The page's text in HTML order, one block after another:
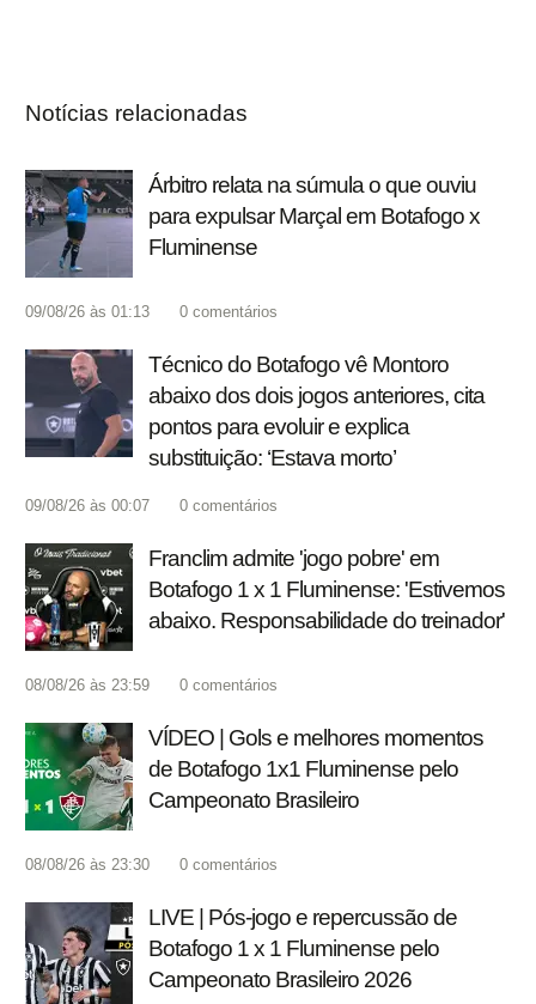
Notícias relacionadas
Árbitro relata na súmula o que ouviu
para expulsar Marçal em Botafogo x
Fluminense
09/08/26 às 01:13 0 comentários
Técnico do Botafogo vê Montoro
abaixo dos dois jogos anteriores, cita
pontos para evoluir e explica
substituição: ‘Estava morto’
09/08/26 às 00:07 0 comentários
Franclim admite 'jogo pobre' em
Botafogo 1 x 1 Fluminense: 'Estivemos
abaixo. Responsabilidade do treinador'
08/08/26 às 23:59 0 comentários
VÍDEO | Gols e melhores momentos
de Botafogo 1x1 Fluminense pelo
Campeonato Brasileiro
08/08/26 às 23:30 0 comentários
LIVE | Pós-jogo e repercussão de
Botafogo 1 x 1 Fluminense pelo
Campeonato Brasileiro 2026